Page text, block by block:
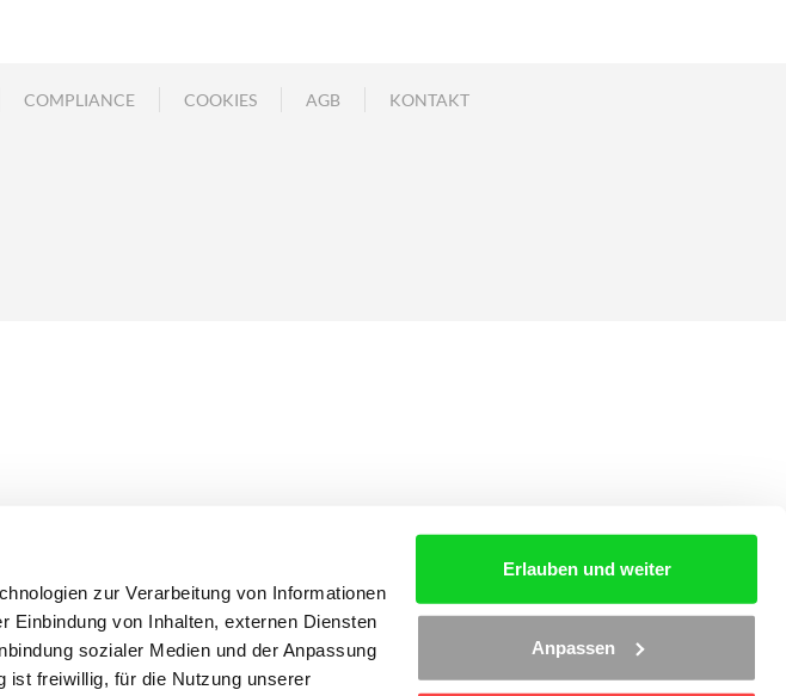
zur Verarbeitung von Informationen
Einbindung von Inhalten, externen Diensten
sozialer Medien und der Anpassung
ist freiwillig, für die Nutzung unserer
Erlauben und weiter
Anpassen
COMPLIANCE COOKIES AGB
KONTAKT